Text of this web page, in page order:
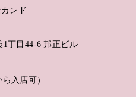
ンド
1丁目44-6 邦正ビル
入店可）